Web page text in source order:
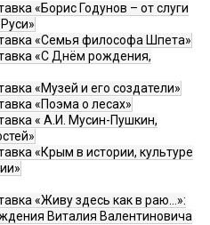
«Борис Годунов – от слуги
«Семья философа Шпета»
«С Днём рождения,
«Музей и его создатели»
«Поэма о лесах»
« А.И. Мусин-Пушкин,
«Крым в истории, культуре
«Живу здесь как в раю…»:
Виталия Валентиновича